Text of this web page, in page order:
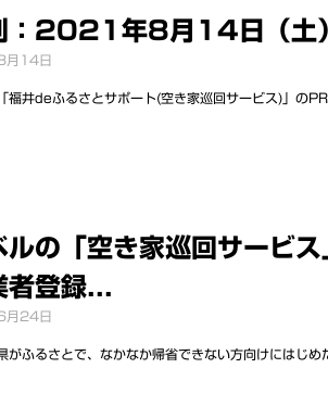
：2021年8月14日（土
月14日
福井deふるさとサポート(空き家巡回サービス)」のPR
ルの「空き家巡回サービ
者登録...
月24日
がふるさとで、なかなか帰省できない方向けにはじめ